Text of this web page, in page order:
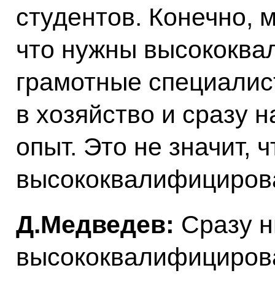
студентов. Конечно,
что нужны
грамотные
в хозяйство и сразу
опыт. Это не значит,
Д.Медведев: Сразу